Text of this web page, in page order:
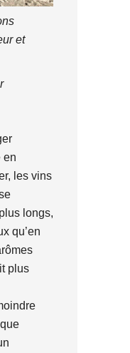
et
en
les vins
longs,
qu’en
plus